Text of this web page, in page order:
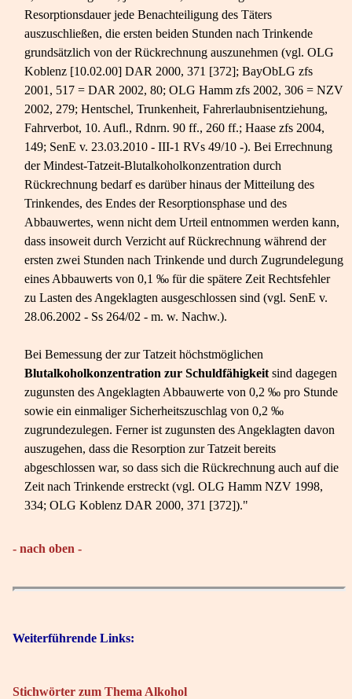
Resorptionsdauer jede Benachteiligung des Täters
auszuschließen, die ersten beiden Stunden nach Trinkende
grundsätzlich von der Rückrechnung auszunehmen (vgl. OLG
Koblenz [10.02.00] DAR 2000, 371 [372]; BayObLG zfs
2001, 517 = DAR 2002, 80; OLG Hamm zfs 2002, 306 = NZV
2002, 279; Hentschel, Trunkenheit, Fahrerlaubnisentziehung,
Fahrverbot, 10. Aufl., Rdnrn. 90 ff., 260 ff.; Haase zfs 2004,
149; SenE v. 23.03.2010 - III-1 RVs 49/10 -). Bei Errechnung
der Mindest-Tatzeit-Blutalkoholkonzentration durch
Rückrechnung bedarf es darüber hinaus der Mitteilung des
Trinkendes, des Endes der Resorptionsphase und des
Abbauwertes, wenn nicht dem Urteil entnommen werden kann,
dass insoweit durch Verzicht auf Rückrechnung während der
ersten zwei Stunden nach Trinkende und durch Zugrundelegung
eines Abbauwerts von 0,1 ‰ für die spätere Zeit Rechtsfehler
zu Lasten des Angeklagten ausgeschlossen sind (vgl. SenE v.
28.06.2002 - Ss 264/02 - m. w. Nachw.).
Bei Bemessung der zur Tatzeit höchstmöglichen
Blutalkoholkonzentration zur Schuldfähigkeit sind dagegen
zugunsten des Angeklagten Abbauwerte von 0,2 ‰ pro Stunde
sowie ein einmaliger Sicherheitszuschlag von 0,2 ‰
zugrundezulegen. Ferner ist zugunsten des Angeklagten davon
auszugehen, dass die Resorption zur Tatzeit bereits
abgeschlossen war, so dass sich die Rückrechnung auch auf die
Zeit nach Trinkende erstreckt (vgl. OLG Hamm NZV 1998,
334; OLG Koblenz DAR 2000, 371 [372])."
- nach oben -
Weiterführende Links:
Stichwörter zum Thema Alkohol